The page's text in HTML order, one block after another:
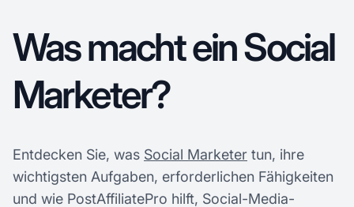
Was macht ein Social
Marketer?
Entdecken Sie, was Social Marketer tun, ihre
wichtigsten Aufgaben, erforderlichen Fähigkeiten
und wie PostAffiliatePro hilft, Social-Media-